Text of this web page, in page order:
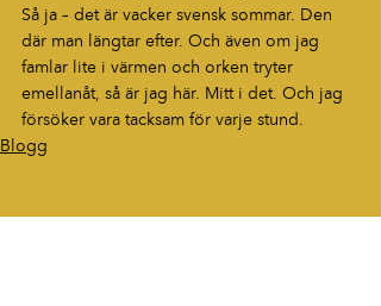
Så ja – det är vacker svensk sommar. Den
där man längtar efter. Och även om jag
famlar lite i värmen och orken tryter
emellanåt, så är jag här. Mitt i det. Och jag
försöker vara tacksam för varje stund.
Blogg